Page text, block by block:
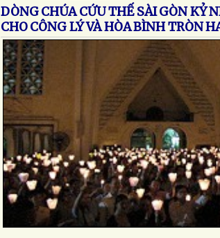
DÒNG CHÚA CỨU THẾ SÀI GÒN KỶ
CHO CÔNG LÝ VÀ HÒA BÌNH TRÒN